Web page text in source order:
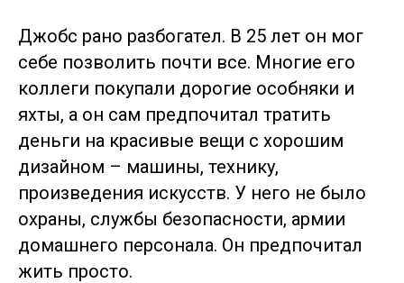
Джобс рано разбогател. В 25 лет он мог
себе позволить почти все. Многие его
коллеги покупали дорогие особняки и
яхты, а он сам предпочитал тратить
деньги на красивые вещи с хорошим
дизайном – машины, технику,
произведения искусств. У него не было
охраны, службы безопасности, армии
домашнего персонала. Он предпочитал
жить просто.